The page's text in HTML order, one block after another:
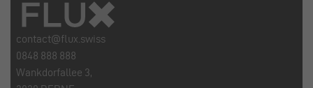
contact@flux.swiss
0848 888 888
Wankdorfallee 3,